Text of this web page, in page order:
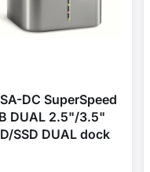
DC SuperSpeed
DUAL 2.5"/3.5"
SSD DUAL dock